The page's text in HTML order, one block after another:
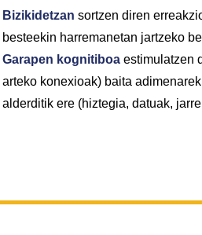
Bizikidetzan sortzen diren
besteekin harremanetan jartzeko
Garapen kognitiboa estimulatzen
arteko konexioak) baita
alderditik ere (hiztegia, datuak,